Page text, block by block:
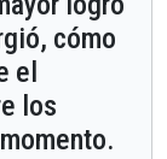
cómo
el
los